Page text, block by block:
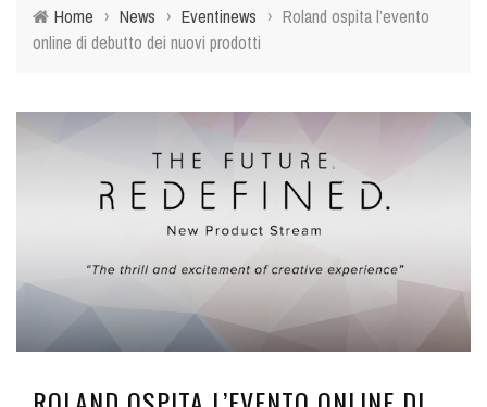
Home › News › Eventinews › Roland ospita l’evento
online di debutto dei nuovi prodotti